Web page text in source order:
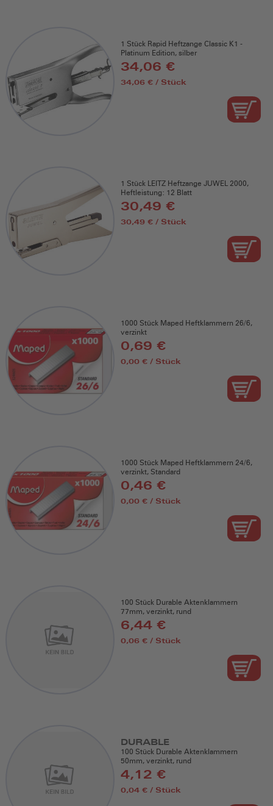
1 Stück Rapid Heftzange Classic K1 -
Platinum Edition, silber
34,06 €
34,06 € / Stück
1 Stück LEITZ Heftzange JUWEL 2000,
Heftleistung: 12 Blatt
30,49 €
30,49 € / Stück
1000 Stück Maped Heftklammern 26/6,
verzinkt
0,69 €
0,00 € / Stück
1000 Stück Maped Heftklammern 24/6,
verzinkt, Standard
0,46 €
0,00 € / Stück
100 Stück Durable Aktenklammern
77mm, verzinkt, rund
6,44 €
0,06 € / Stück
DURABLE
100 Stück Durable Aktenklammern
50mm, verzinkt, rund
4,12 €
0,04 € / Stück